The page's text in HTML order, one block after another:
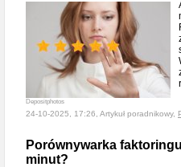
Depositphotos
24-10-2025, 17:26, Artykuł poradnikowy,
Porównywarka
minut?